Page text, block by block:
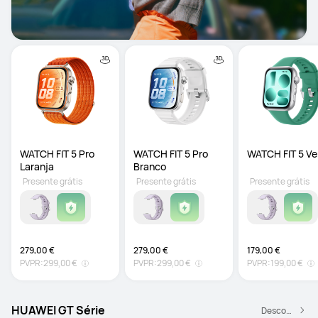
WATCH FIT 5 Pro
Laranja
279,00 €
PVPR:299,00 €
Presente grátis
WATCH FIT 5 Pro
Branco
279,00 €
PVPR:299,00 €
Presente grátis
WATCH FIT 5
179,00 €
PVPR:199,00 €
Presente grátis
HUAWEI GT Série Descobrir mais